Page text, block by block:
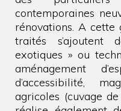
contemporaines
rénovations. A
traités s’ajoutent
exotiques » ou
aménagement
d’accessibilité,
agricoles (cuvage